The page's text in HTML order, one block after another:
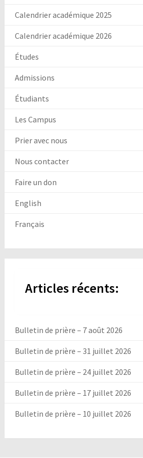
Calendrier académique 2025
Calendrier académique 2026
Études
Admissions
Étudiants
Les Campus
Prier avec nous
Nous contacter
Faire un don
English
Français
Articles récents:
Bulletin de prière – 7 août 2026
Bulletin de prière – 31 juillet 2026
Bulletin de prière – 24 juillet 2026
Bulletin de prière – 17 juillet 2026
Bulletin de prière – 10 juillet 2026